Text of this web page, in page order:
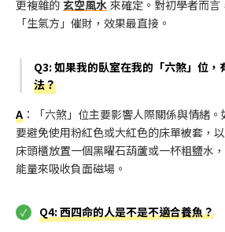
更複雜的 玄空風水 來確定。對初學者而
「生氣方」催財，效果最直接。
Q3: 如果我的臥室在我的「六煞」位，
法？
A ：「六煞」位主要影響人際關係與情緒。
要避免使用粉紅色或大紅色的床單被套，
床頭櫃放置一個黑曜石葫蘆或一杯粗鹽水
能量來吸收負面磁場。
Q4: 西四命的人是不是不適合養魚？